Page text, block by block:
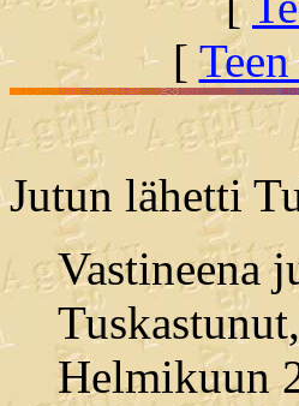
[
Jutun lähetti
Vastineena
Helmikuun